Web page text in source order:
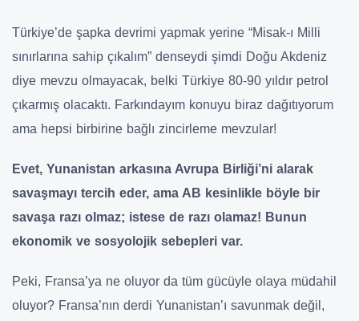
Türkiye’de şapka devrimi yapmak yerine “Misak-ı Milli
sınırlarına sahip çıkalım” denseydi şimdi Doğu Akdeniz
diye mevzu olmayacak, belki Türkiye 80-90 yıldır petrol
çıkarmış olacaktı. Farkındayım konuyu biraz dağıtıyorum
ama hepsi birbirine bağlı zincirleme mevzular!
Evet, Yunanistan arkasına Avrupa Birliği’ni alarak
savaşmayı tercih eder, ama AB kesinlikle böyle bir
savaşa razı olmaz; istese de razı olamaz! Bunun
ekonomik ve sosyolojik sebepleri var.
Peki, Fransa’ya ne oluyor da tüm gücüyle olaya müdahil
oluyor? Fransa’nın derdi Yunanistan’ı savunmak değil,